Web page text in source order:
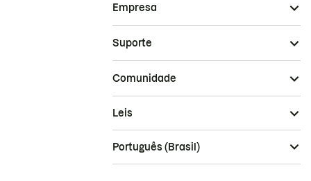
Empresa
Suporte
Comunidade
Leis
Português (Brasil)